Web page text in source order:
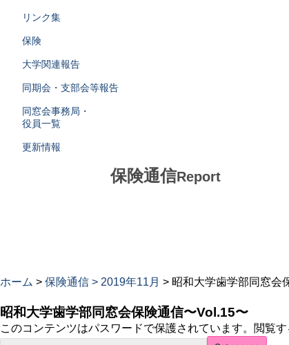
リンク集
保険
大学関連報告
同期会・支部会等報告
同窓会事務局・
役員一覧
更新情報
保険通信Report
ホーム > 保険通信 > 2019年11月 > 昭和大学歯学部同窓会
昭和大学歯学部同窓会保険通信〜Vol.15〜
このコンテンツはパスワードで保護されています。閲覧